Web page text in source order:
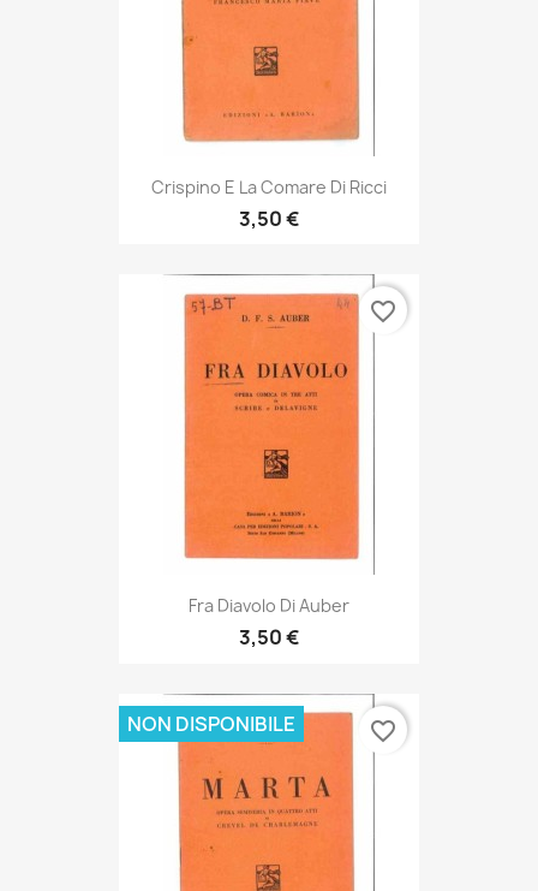
Crispino E La Comare Di Ricci
3,50 €
Fra Diavolo Di Auber
3,50 €
favorite_border
NON DISPONIBILE favorite_border